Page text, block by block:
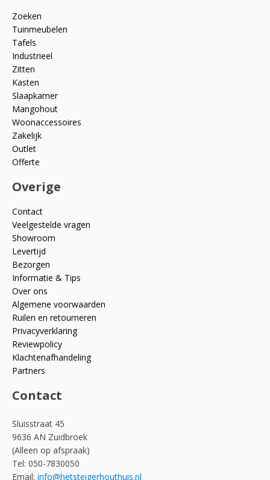
Zoeken
Tuinmeubelen
Tafels
Industrieel
Zitten
Kasten
Slaapkamer
Mangohout
Woonaccessoires
Zakelijk
Outlet
Offerte
Overige
Contact
Veelgestelde vragen
Showroom
Levertijd
Bezorgen
Informatie & Tips
Over ons
Algemene voorwaarden
Ruilen en retourneren
Privacyverklaring
Reviewpolicy
Klachtenafhandeling
Partners
Contact
Sluisstraat 45
9636 AN Zuidbroek
(Alleen op afspraak)
Tel: 050-7830050
Email: info@hetsteigerhouthuis.nl